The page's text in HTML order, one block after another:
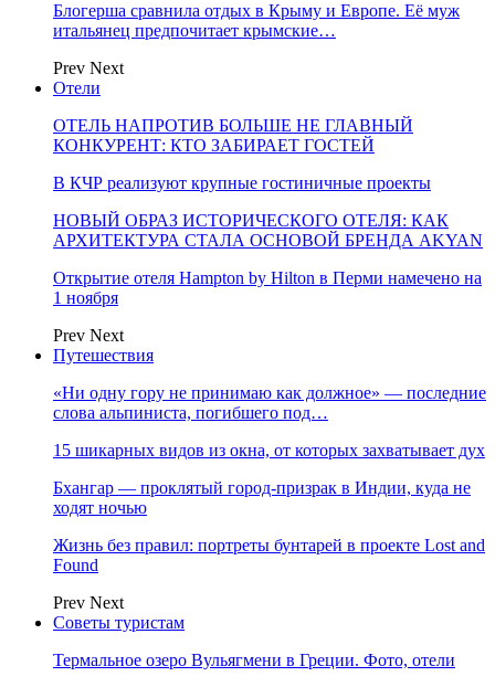
Блогерша сравнила отдых в Крыму и Европе. Её муж
итальянец предпочитает крымские…
Prev Next
Отели
ОТЕЛЬ НАПРОТИВ БОЛЬШЕ НЕ ГЛАВНЫЙ
КОНКУРЕНТ: КТО ЗАБИРАЕТ ГОСТЕЙ
В КЧР реализуют крупные гостиничные проекты
НОВЫЙ ОБРАЗ ИСТОРИЧЕСКОГО ОТЕЛЯ: КАК
АРХИТЕКТУРА СТАЛА ОСНОВОЙ БРЕНДА AKYAN
Открытие отеля Hampton by Hilton в Перми намечено на
1 ноября
Prev Next
Путешествия
«Ни одну гору не принимаю как должное» — последние
слова альпиниста, погибшего под…
15 шикарных видов из окна, от которых захватывает дух
Бхангар — проклятый город-призрак в Индии, куда не
ходят ночью
Жизнь без правил: портреты бунтарей в проекте Lost and
Found
Prev Next
Советы туристам
Термальное озеро Вульягмени в Греции. Фото, отели